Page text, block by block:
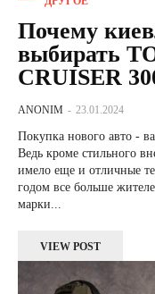
Почему
выбирать
CRUISER
ANONIM - 23.01.2024
Покупка нового авто -
Ведь кроме стильного
имело еще и отличные
годом все больше
марки...
VIEW POST